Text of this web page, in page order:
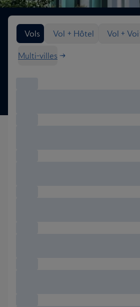
Rechercher des options de vol
Vols
Vol + Hôtel Vol +
Multi-villes